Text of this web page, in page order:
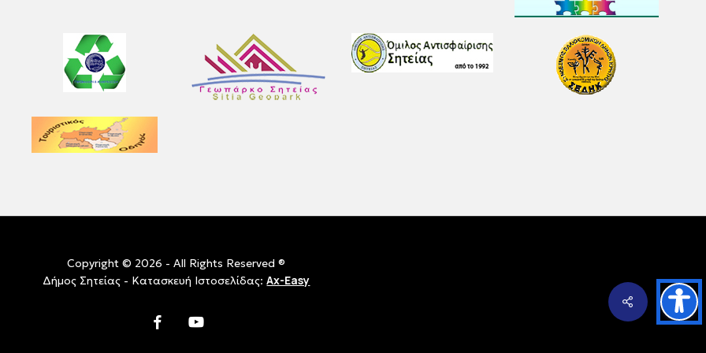
Share
Copyright © 2026 - All Rights Reserved ®
Δήμος Σητείας - Κατασκευή Ιστοσελίδας:Ax-Easy
facebookyoutube